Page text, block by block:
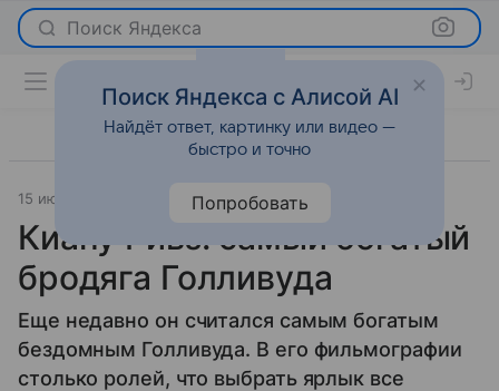
Поиск Яндекса
15 июня 2011 История успеха
Киану Ривз: самый богатый
бродяга Голливуда
Еще недавно он считался самым богатым
бездомным Голливуда. В его фильмографии
столько ролей, что выбрать ярлык все
Поиск Яндекса с Алисой AI
Найдёт ответ, картинку или видео —
быстро и точно
Попробовать